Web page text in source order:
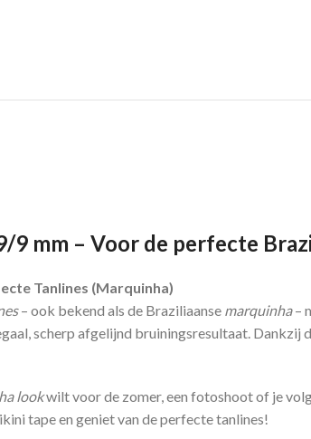
9 mm – Voor de perfecte
Tanlines (Marquinha)
– ook bekend als de Braziliaanse marquinha–
scherp afgelijnd bruiningsresultaat.
lookwilt voor de zomer, een fotoshoot of je
tape en geniet van de perfecte tanlines!